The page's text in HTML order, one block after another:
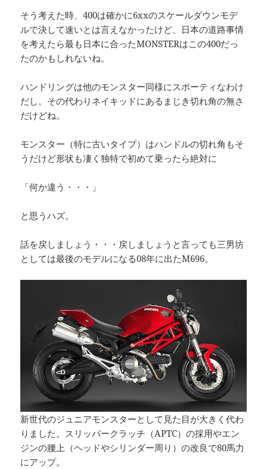
そう考えた時、400は確かに6xxのスケールダウンモデ
ルで決して速いとは言えなかったけど、日本の道路事情
を考えたら最も日本に合ったMONSTERはこの400だっ
たのかもしれないね。
ハンドリングは他のモンスター同様にスポーティなわけ
だし。その代わりネイキッドにあるまじき切れ角の無さ
だけどね。
モンスター（特に古いタイプ）はハンドルの切れ角もそ
うだけど形状も凄く独特で初めて乗ったら絶対に
「何か違う・・・」
と思うハズ。
話を戻しましょう・・・戻しましょうと言っても三男坊
としては最後のモデルになる08年に出たM696。
新世代のジュニアモンスターとして見た目が大きく代わ
りました。スリッパークラッチ（APTC）の採用やエン
ジンの腰上（ヘッドやシリンダー周り）の改良で80馬力
にアップ。